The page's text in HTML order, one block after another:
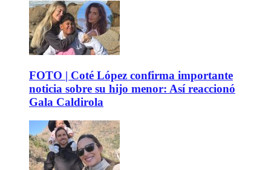
FOTO | Coté López confirma importante
noticia sobre su hijo menor: Así reaccionó
Gala Caldirola